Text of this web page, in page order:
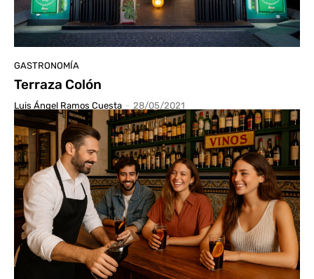
GASTRONOMÍA
Terraza Colón
Luis Ángel Ramos Cuesta - 28/05/2021